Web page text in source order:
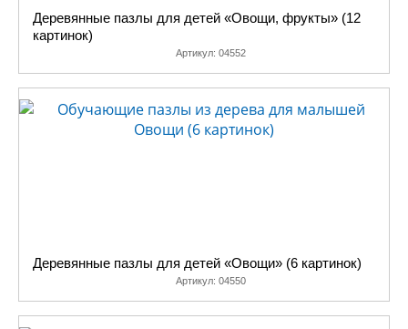
Деревянные пазлы для детей «Овощи, фрукты» (12
картинок)
Артикул: 04552
Деревянные пазлы для детей «Овощи» (6 картинок)
Артикул: 04550